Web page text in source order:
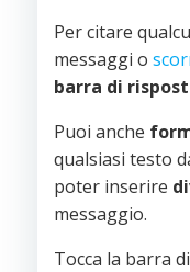
Per citare
messaggi o
barra di
Puoi anche
qualsiasi testo
poter inserire
messaggio.
Tocca la barra